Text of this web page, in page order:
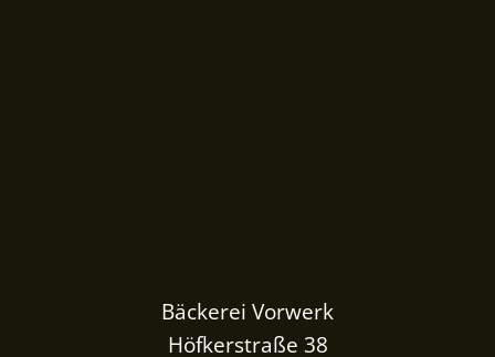
Bäckerei Vorwerk
Höfkerstraße 38